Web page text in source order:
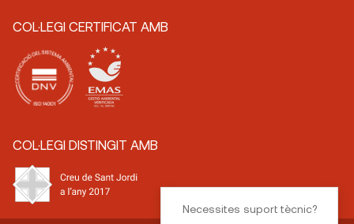
COL·LEGI CERTIFICAT AMB
COL·LEGI DISTINGIT AMB
Necessites suport tècnic?